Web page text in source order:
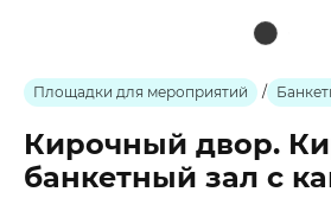
Площадки для мероприятий /
Кирочный двор.
банкетный зал с